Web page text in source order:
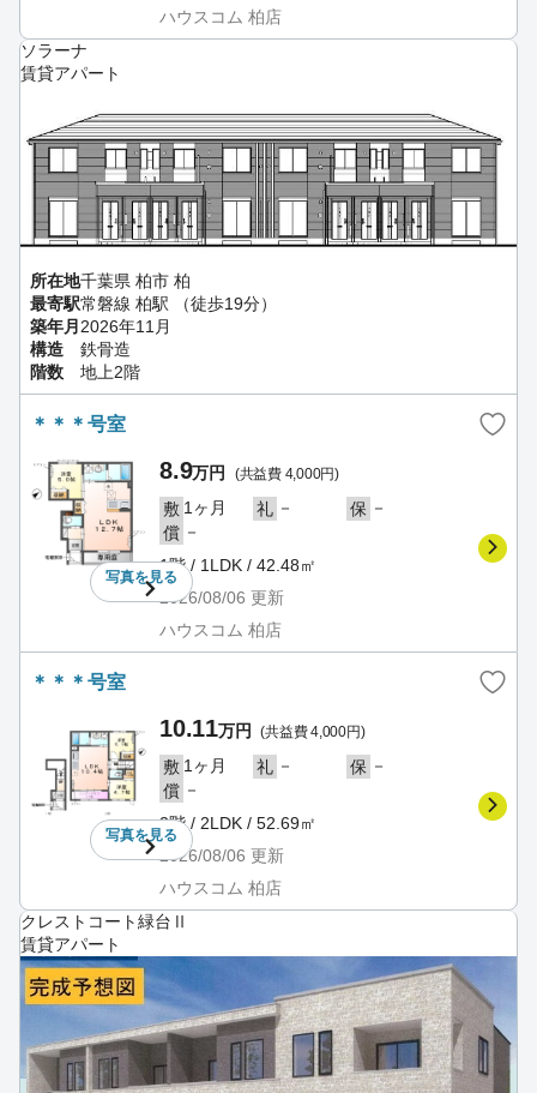
ハウスコム 柏店
ソラーナ
賃貸アパート
所在地千葉県 柏市 柏
最寄駅常磐線 柏駅 （徒歩19分）
築年月 2026年11月
構造
鉄骨造
階数
地上2階
＊＊＊号室
写真を見る
8.9万円 (共益費 4,000円)
敷 1ヶ月 礼 － 保 －
償 －
1階 / 1LDK / 42.48㎡
2026/08/06 更新
ハウスコム 柏店
＊＊＊号室
写真を見る
10.11万円 (共益費 4,000円)
敷 1ヶ月 礼 － 保 －
償 －
2階 / 2LDK / 52.69㎡
2026/08/06 更新
ハウスコム 柏店
クレストコート緑台Ⅱ
賃貸アパート